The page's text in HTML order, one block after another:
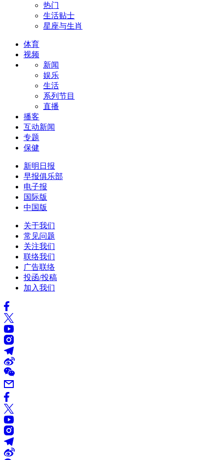
热门
生活贴士
星座与生肖
体育
视频
新闻
娱乐
生活
系列节目
直播
播客
互动新闻
专题
保健
新明日报
早报俱乐部
电子报
国际版
中国版
关于我们
常见问题
关注我们
联络我们
广告联络
投函/投稿
加入我们